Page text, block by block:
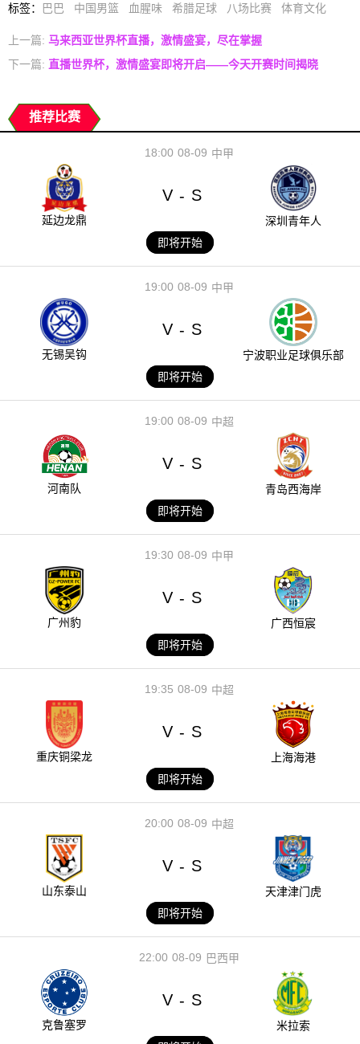
标签： 巴巴 中国男篮 血腥味 希腊足球 八场比赛 体育文化
上一篇: 马来西亚世界杯直播，激情盛宴，尽在掌握
下一篇: 直播世界杯，激情盛宴即将开启——今天开赛时间揭晓
推荐比赛
08-09
18:00 中甲
延边龙鼎
V - S
深圳青年人
即将开始
08-09
19:00 中甲
无锡吴钩
V - S
宁波职业足球俱乐部
即将开始
08-09
19:00 中超
河南队
V - S
青岛西海岸
即将开始
08-09
19:30 中甲
广州豹
V - S
广西恒宸
即将开始
08-09
19:35 中超
重庆铜梁龙
V - S
上海海港
即将开始
08-09
20:00 中超
山东泰山
V - S
天津津门虎
即将开始
08-09
22:00 巴西甲
克鲁塞罗
V - S
米拉索